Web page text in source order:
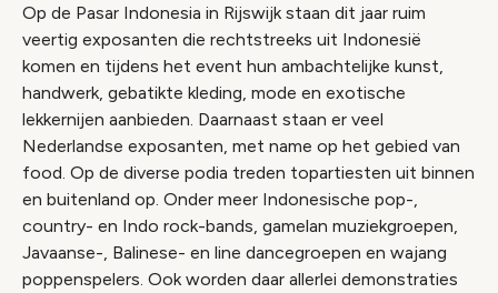
Op de Pasar Indonesia in Rijswijk staan dit jaar ruim
veertig exposanten die rechtstreeks uit Indonesië
komen en tijdens het event hun ambachtelijke kunst,
handwerk, gebatikte kleding, mode en exotische
lekkernijen aanbieden. Daarnaast staan er veel
Nederlandse exposanten, met name op het gebied van
food. Op de diverse podia treden topartiesten uit binnen
en buitenland op. Onder meer Indonesische pop-,
country- en Indo rock-bands, gamelan muziekgroepen,
Javaanse-, Balinese- en line dancegroepen en wajang
poppenspelers. Ook worden daar allerlei demonstraties